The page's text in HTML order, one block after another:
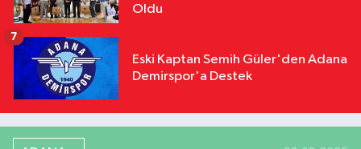
Oldu
Eski Kaptan Semih Güler'den Adana
Demirspor'a Destek
7